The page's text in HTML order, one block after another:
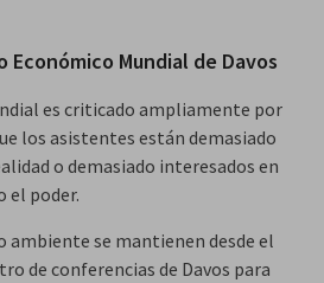
Económico Mundial de Davos
es criticado ampliamente por
los asistentes están demasiado
o demasiado interesados ​​en
el poder.
ambiente se mantienen desde el
de conferencias de Davos para